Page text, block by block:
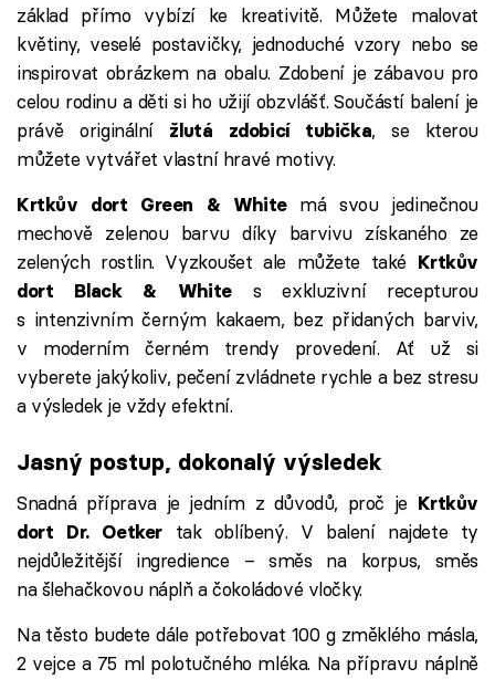
základ přímo vybízí ke kreativitě. Můžete malovat
květiny, veselé postavičky, jednoduché vzory nebo se
inspirovat obrázkem na obalu. Zdobení je zábavou pro
celou rodinu a děti si ho užijí obzvlášť. Součástí balení je
právě originální žlutá zdobicí tubička, se kterou
můžete vytvářet vlastní hravé motivy.
Krtkův dort Green & White má svou jedinečnou
mechově zelenou barvu díky barvivu získaného ze
zelených rostlin. Vyzkoušet ale můžete také Krtkův
dort Black & Whites exkluzivní recepturou
s intenzivním černým kakaem, bez přidaných barviv,
v moderním černém trendy provedení. Ať už si
vyberete jakýkoliv, pečení zvládnete rychle a bez stresu
a výsledek je vždy efektní.
Jasný postup, dokonalý výsledek
Snadná příprava je jedním z důvodů, proč je Krtkův
dort Dr. Oetkertak oblíbený. V balení najdete ty
nejdůležitější ingredience – směs na korpus, směs
na šlehačkovou náplň a čokoládové vločky.
Na těsto budete dále potřebovat 100 g změklého másla,
2 vejce a 75 ml polotučného mléka. Na přípravu náplně